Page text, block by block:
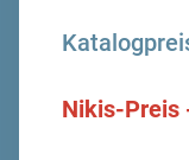
Nikis-Preis